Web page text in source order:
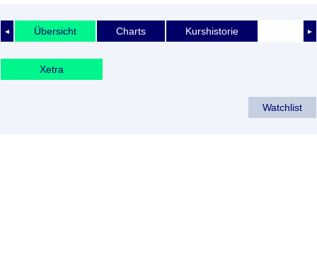
◄ ►
Übersicht Charts Kurshistorie
Xetra
Watchlist